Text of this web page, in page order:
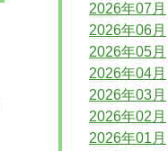
2026年07月
2026年06月
2026年05月
2026年04月
2026年03月
2026年02月
2026年01月